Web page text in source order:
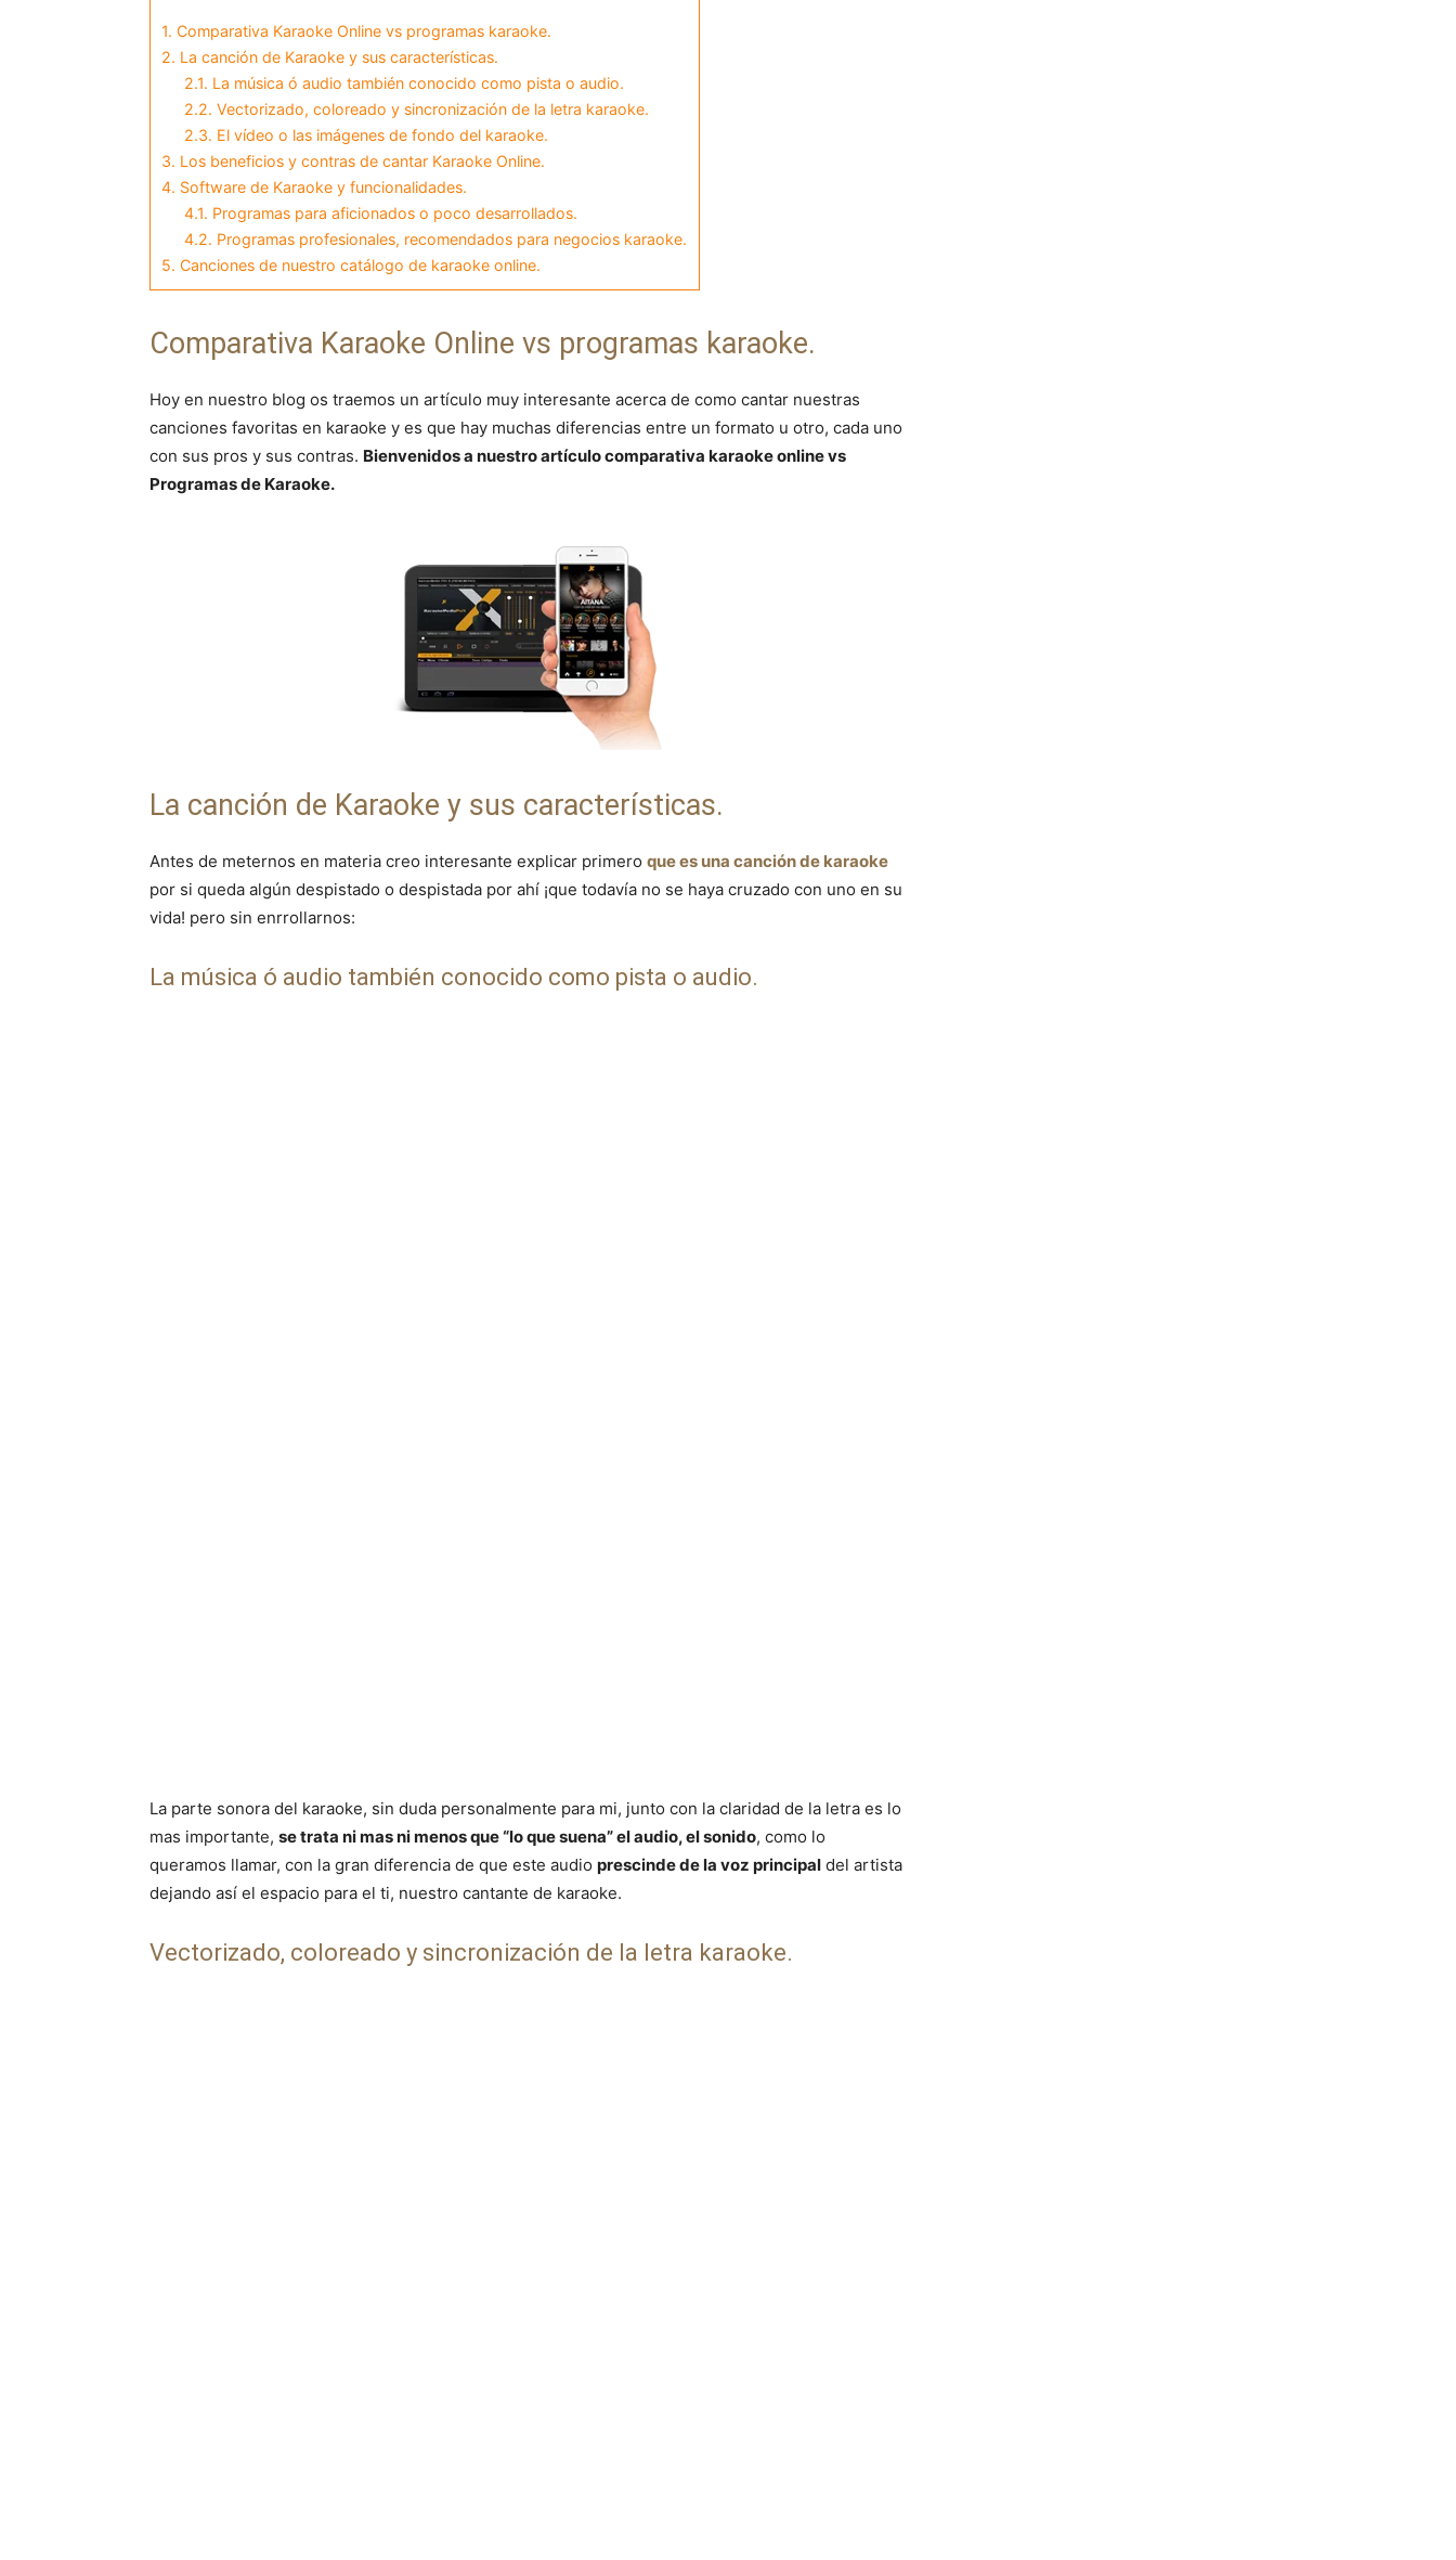
1. Comparativa Karaoke Online vs programas karaoke.
2. La canción de Karaoke y sus características.
2.1. La música ó audio también conocido como pista o audio.
2.2. Vectorizado, coloreado y sincronización de la letra karaoke.
2.3. El vídeo o las imágenes de fondo del karaoke.
3. Los beneficios y contras de cantar Karaoke Online.
4. Software de Karaoke y funcionalidades.
4.1. Programas para aficionados o poco desarrollados.
4.2. Programas profesionales, recomendados para negocios karaoke.
5. Canciones de nuestro catálogo de karaoke online.
Comparativa Karaoke Online vs programas karaoke.
Hoy en nuestro blog os traemos un artículo muy interesante acerca de como cantar nuestras
canciones favoritas en karaoke y es que hay muchas diferencias entre un formato u otro, cada uno
con sus pros y sus contras. Bienvenidos a nuestro artículo comparativa karaoke online vs
Programas de Karaoke.
La canción de Karaoke y sus características.
Antes de meternos en materia creo interesante explicar primero que es una canción de karaoke
por si queda algún despistado o despistada por ahí ¡que todavía no se haya cruzado con uno en su
vida! pero sin enrrollarnos:
La música ó audio también conocido como pista o audio.
La parte sonora del karaoke, sin duda personalmente para mi, junto con la claridad de la letra es lo
mas importante, se trata ni mas ni menos que “lo que suena” el audio, el sonido, como lo
queramos llamar, con la gran diferencia de que este audio prescinde de la voz principal del artista
dejando así el espacio para el ti, nuestro cantante de karaoke.
Vectorizado, coloreado y sincronización de la letra karaoke.